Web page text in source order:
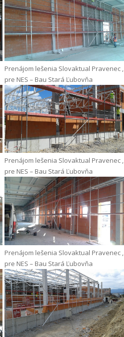
Prenájom lešenia Slovaktual Pravenec ,
pre NES – Bau Stará Ľubovňa
Prenájom lešenia Slovaktual Pravenec ,
pre NES – Bau Stará Ľubovňa
Prenájom lešenia Slovaktual Pravenec ,
pre NES – Bau Stará Ľubovňa